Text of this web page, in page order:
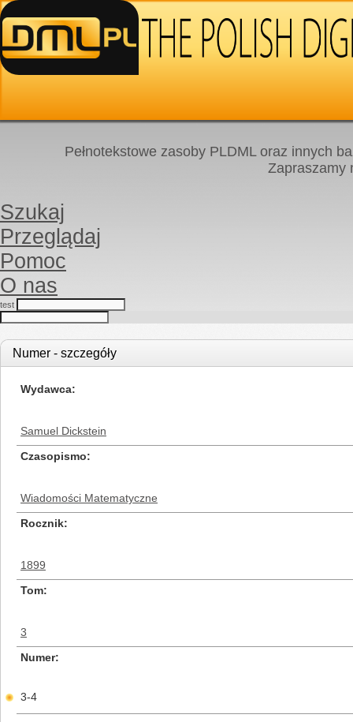
Pełnotekstowe zasoby PLDML oraz innych
Zapraszamy
Szukaj
Przeglądaj
Pomoc
O nas
test
Numer - szczegóły
Wydawca
Samuel Dickstein
Czasopismo
Wiadomości Matematyczne
Rocznik
1899
Tom
3
Numer
3-4